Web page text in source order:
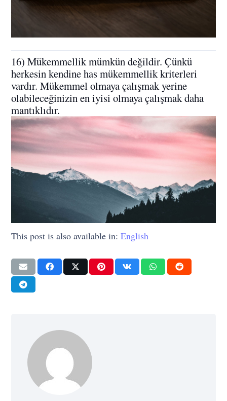
16) Mükemmellik mümkün değildir. Çünkü
herkesin kendine has mükemmellik kriterleri
vardır. Mükemmel olmaya çalışmak yerine
olabileceğinizin en iyisi olmaya çalışmak daha
mantıklıdır.
This post is also available in:English